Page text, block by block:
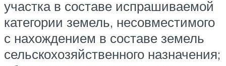
участка в составе испрашиваемой
категории земель, несовместимого
с нахождением в составе земель
сельскохозяйственного назначения;